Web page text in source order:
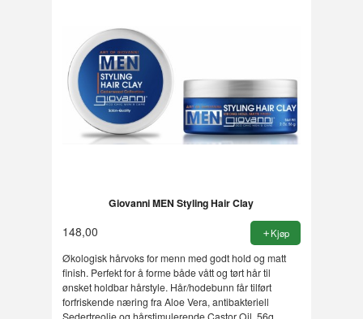
Giovanni MEN Styling Hair Clay
148,00 Kjøp
Økologisk hårvoks for menn med godt hold og matt
finish. Perfekt for å forme både vått og tørt hår til
ønsket holdbar hårstyle. Hår/hodebunn får tilført
forfriskende næring fra Aloe Vera, antibakteriell